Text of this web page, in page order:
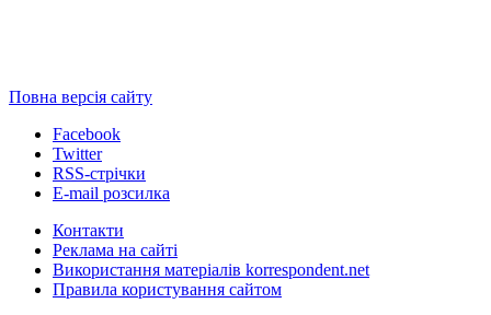
Повна версія сайту
Facebook
Twitter
RSS-стрічки
E-mail розсилка
Контакти
Реклама на сайті
Використання матеріалів korrespondent.net
Правила користування сайтом